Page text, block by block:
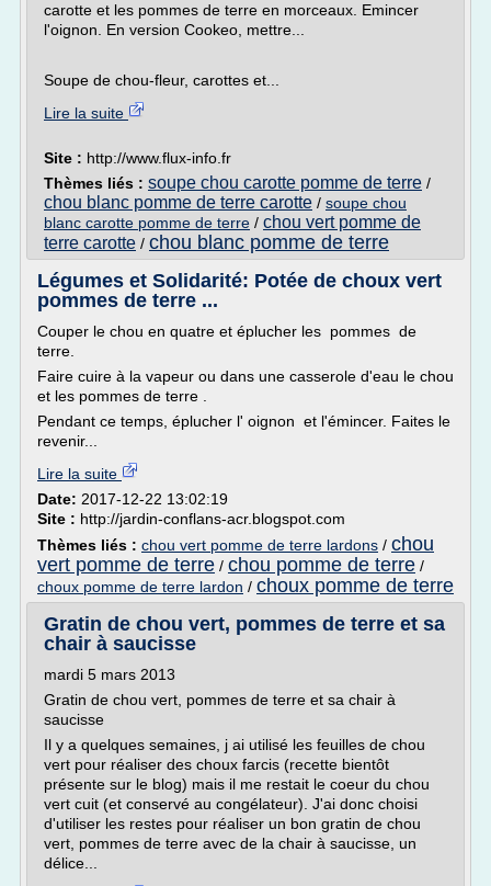
carotte et les pommes de terre en morceaux. Emincer
l'oignon. En version Cookeo, mettre...
Soupe de chou-fleur, carottes et...
Lire la suite
Site : http://www.flux-info.fr
Thèmes liés : soupe chou carotte pomme de terre /
chou blanc pomme de terre carotte / soupe chou
blanc carotte pomme de terre / chou vert pomme de
terre carotte / chou blanc pomme de terre
Légumes et Solidarité: Potée de choux vert
pommes de terre ...
Couper le chou en quatre et éplucher les pommes de
terre.
Faire cuire à la vapeur ou dans une casserole d'eau le chou
et les pommes de terre .
Pendant ce temps, éplucher l' oignon et l'émincer. Faites le
revenir...
Lire la suite
Date: 2017-12-22 13:02:19
Site : http://jardin-conflans-acr.blogspot.com
Thèmes liés : chou vert pomme de terre lardons / chou
vert pomme de terre / chou pomme de terre /
choux pomme de terre lardon / choux pomme de terre
Gratin de chou vert, pommes de terre et sa
chair à saucisse
mardi 5 mars 2013
Gratin de chou vert, pommes de terre et sa chair à
saucisse
Il y a quelques semaines, j ai utilisé les feuilles de chou
vert pour réaliser des choux farcis (recette bientôt
présente sur le blog) mais il me restait le coeur du chou
vert cuit (et conservé au congélateur). J'ai donc choisi
d'utiliser les restes pour réaliser un bon gratin de chou
vert, pommes de terre avec de la chair à saucisse, un
délice...